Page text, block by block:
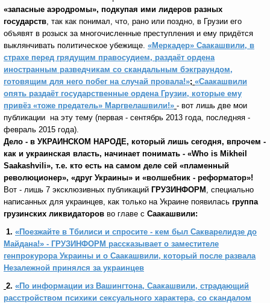
«запасные аэродромы», подкупая ими лидеров разных
государств, так как понимал, что, рано или поздно, в Грузии его
объявят в розыск за многочисленные преступления и ему придётся
выклянчивать политическое убежище. «Меркадер» Саакашвили, в
страхе перед грядущим правосудием, раздаёт ордена
иностранным разведчикам со скандальным бэкграундом,
готовящим для него побег на случай провала!»; «Саакашвили
опять раздаёт государственные ордена Грузии, которые ему
привёз «тоже предатель» Маргвелашвили!» - вот лишь две мои
публикации на эту тему (первая - сентябрь 2013 года, последняя -
февраль 2015 года).
Дело - в УКРАИНСКОМ НАРОДЕ, который лишь сегодня, впрочем -
как и украинская власть, начинает понимать - «Who is Mikheil
Saakashvili», т.е. кто есть на самом деле сей «пламенный
революционер», «друг Украины» и «волшебник - реформатор»!
Вот - лишь 7 эксклюзивных публикаций ГРУЗИНФОРМ , специально
написанных для украинцев, как только на Украине появилась группа
грузинских ликвидаторов во главе с Саакашвили:
1. «Поезжайте в Тбилиси и спросите - кем был Сакварелидзе до
Майдана!» - ГРУЗИНФОРМ рассказывает о заместителе
генпрокурора Украины и о Саакашвили, который после развала
Незалежной принялся за украинцев
2. «По информации из Вашингтона, Саакашвили, страдающий
расстройством психики сексуального характера, со скандалом